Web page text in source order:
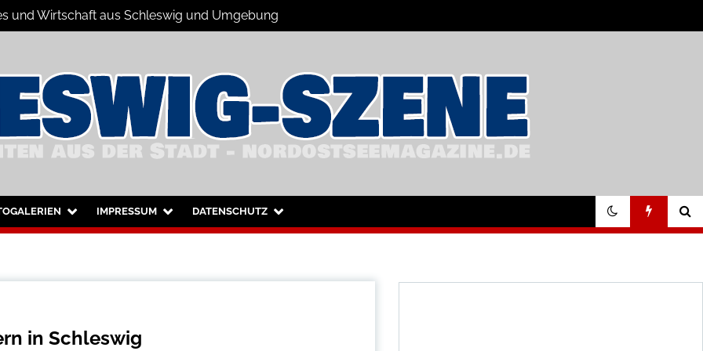
und Wirtschaft aus Schleswig und Umgebung
und Umgebung
IMPRESSUM DATENSCHUTZ
in Schleswig